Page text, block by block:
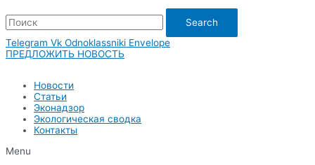
Search
Telegram Vk Odnoklassniki Envelope
ПРЕДЛОЖИТЬ НОВОСТЬ
Новости
Статьи
Эконадзор
Экологическая сводка
Контакты
Menu